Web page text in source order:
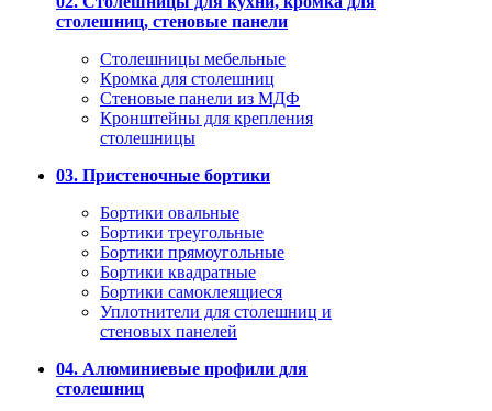
столешниц, стеновые панели
Столешницы мебельные
Кромка для столешниц
Стеновые панели из МДФ
Кронштейны для крепления
столешницы
03. Пристеночные бортики
Бортики овальные
Бортики треугольные
Бортики прямоугольные
Бортики квадратные
Бортики самоклеящиеся
Уплотнители для столешниц и
стеновых панелей
04. Алюминиевые профили для
столешниц